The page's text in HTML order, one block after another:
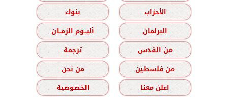
الأحزاب
بنوك
البرلمان
ألبــوم الزمــان
من القدس
ترجمة
من فلسطين
من نحن
اعلن معنا
الخصوصية